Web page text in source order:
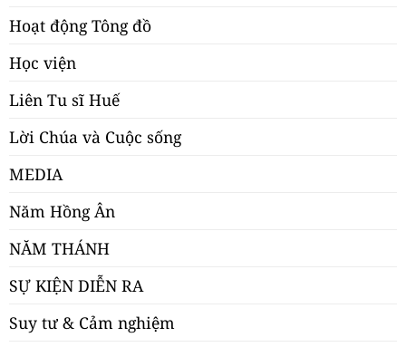
Hoạt động Tông đồ
Học viện
Liên Tu sĩ Huế
Lời Chúa và Cuộc sống
MEDIA
Năm Hồng Ân
NĂM THÁNH
SỰ KIỆN DIỄN RA
Suy tư & Cảm nghiệm